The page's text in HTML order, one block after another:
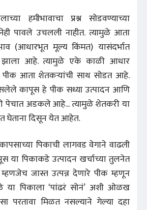
हमीभावाचा प्रश्न सोडवण्याच्या
पावले उचलली नाहीत. त्यामुळे आता
(आधारभूत मूल्य किंमत) यासंदर्भात
झाला आहे. त्यामुळे एके काळी आधार
आता शेतकऱ्यांची साथ सोडत आहे.
कापूस हे पीक सध्या उत्पादन आणि
पेचात अडकले आहे... त्यामुळे शेतकरी या
घेताना दिसून येत आहेत.
पिकाची लागवड वेगाने वाढली
या पिकाकडे उत्पादन खर्चाच्या तुलनेत
जास्त उत्पन्न देणारे पीक म्हणून
या पिकाला ‘पांढरं सोनं’ अशी ओळख
परतावा मिळत नसल्याने गेल्या दहा